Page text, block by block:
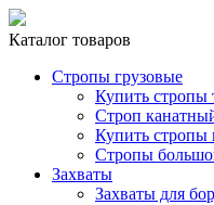
Каталог товаров
Стропы грузовые
Купить стропы
Строп
Купить стропы
Стропы
Захваты
Захваты для